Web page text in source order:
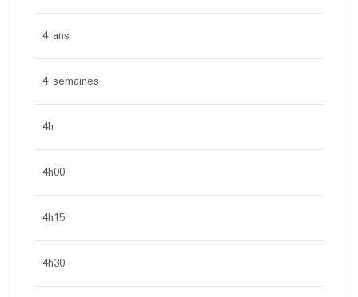
4 ans
4 semaines
4h
4h00
4h15
4h30